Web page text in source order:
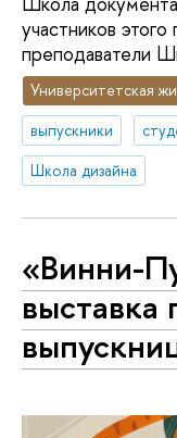
участников
преподаватели
Университетская
выпускники
Школа дизайна
«Винни-
выставка